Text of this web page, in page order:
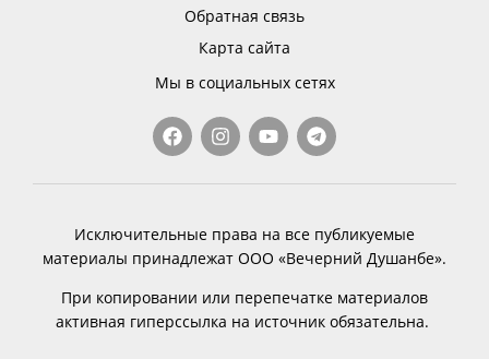
Обратная связь
Карта сайта
Мы в социальных сетях
Исключительные права на все публикуемые
материалы принадлежат ООО «Вечерний Душанбе».
При копировании или перепечатке материалов
активная гиперссылка на источник обязательна.